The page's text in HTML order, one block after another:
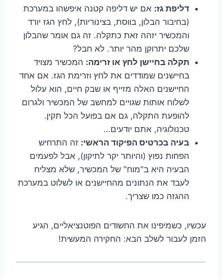
דליפת גז: אם יש דליפה קטנה איפשהו במערכת
(בחיבור הבלון, בווסת, בצינוריות), לחץ הגז יורד
והמכשיר יזהה זאת כתקלה. זה גם אומר שהבלון
שלכם יתרוקן מהר יותר. לא חבל?
תקלה בחיישן לחץ או זרימה: המכשיר מצויד
בחיישנים שמודדים את לחץ וזרימת הגז. אם אחד
החיישנים האלה מזייף או שבק חיים, הוא עלול
לשלוח אותות שגויים למחשב של המכשיר ולגרום
להופעת התקלה, גם אם בפועל הכל תקין.
טכנולוגיה, אתם יודעים…
בעיה בכרטיס הפיקוד הראשי: זה התרחיש
הפחות נפוץ (והיותר יקר לתיקון), אבל לפעמים
הבעיה היא ב"מוח" של המכשיר, שלא מצליח
לעבד את הנתונים מהחיישנים או לשלוט במערכת
ההגזה כמו שצריך.
עכשיו, כשמיפינו את החשודים הפוטנציאליים, הגיע
הזמן לעבור לשלב הבא: החקירה המעשית!